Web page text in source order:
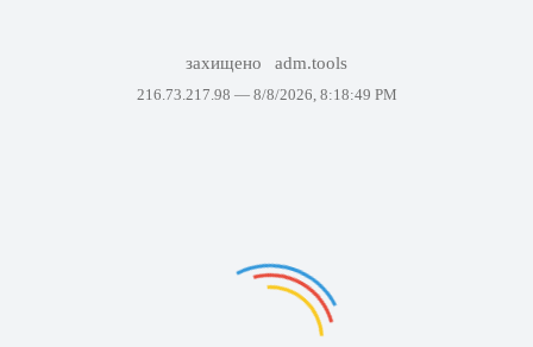
захищено adm.tools
216.73.217.98 — 8/8/2026, 8:18:49 PM